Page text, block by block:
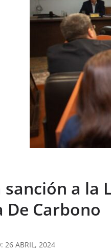
sanción a la
De Carbono
26 ABRIL, 2024